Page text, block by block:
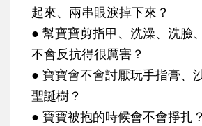
起來、兩串眼淚掉下來？
● 幫寶寶剪指甲、洗澡、洗臉
不會反抗得很厲害？
● 寶寶會不會討厭玩手指膏、
聖誕樹？
● 寶寶被抱的時候會不會掙扎